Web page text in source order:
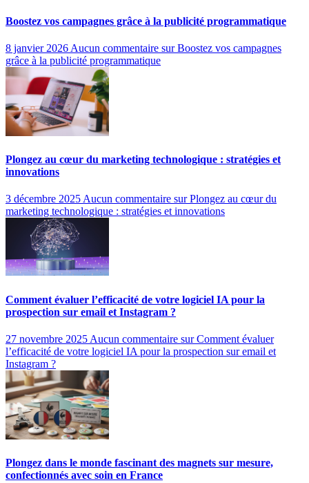
Boostez vos campagnes grâce à la publicité programmatique
8 janvier 2026 Aucun commentaire sur Boostez vos campagnes
grâce à la publicité programmatique
Plongez au cœur du marketing technologique : stratégies et
innovations
3 décembre 2025Aucun commentaire sur Plongez au cœur du
marketing technologique : stratégies et innovations
Comment évaluer l’efficacité de votre logiciel IA pour la
prospection sur email et Instagram ?
27 novembre 2025 Aucun commentaire sur Comment évaluer
l’efficacité de votre logiciel IA pour la prospection sur email et
Instagram ?
Plongez dans le monde fascinant des magnets sur mesure,
confectionnés avec soin en France